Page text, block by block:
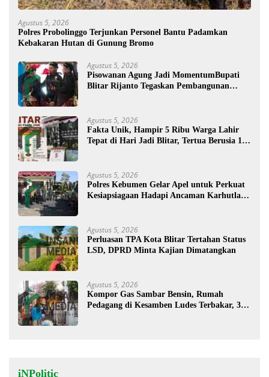
Agustus 5, 2026
Polres Probolinggo Terjunkan Personel Bantu Padamkan
Kebakaran Hutan di Gunung Bromo
Agustus 5, 2026
Pisowanan Agung Jadi MomentumBupati
Blitar Rijanto Tegaskan Pembangunan
Agustus 5, 2026
Fakta Unik, Hampir 5 Ribu Warga Lahir
Tepat di Hari Jadi Blitar, Tertua Berusia 108
Agustus 5, 2026
Polres Kebumen Gelar Apel untuk Perkuat
Kesiapsiagaan Hadapi Ancaman Karhutla di
Agustus 5, 2026
Perluasan TPA Kota Blitar Tertahan Status
LSD, DPRD Minta Kajian Dimatangkan
Agustus 5, 2026
Kompor Gas Sambar Bensin, Rumah
Pedagang di Kesamben Ludes Terbakar, 3
iNPolitic